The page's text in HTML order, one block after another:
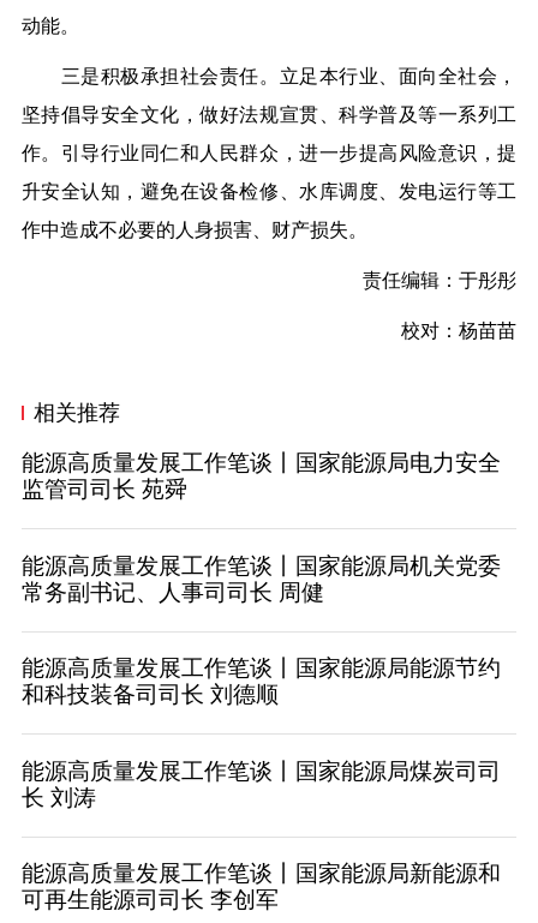
动能。
三是积极承担社会责任。立足本行业、面向全社会，
坚持倡导安全文化，做好法规宣贯、科学普及等一系列工
作。引导行业同仁和人民群众，进一步提高风险意识，提
升安全认知，避免在设备检修、水库调度、发电运行等工
作中造成不必要的人身损害、财产损失。
责任编辑：于彤彤
校对：杨苗苗
相关推荐
能源高质量发展工作笔谈丨国家能源局电力安全
监管司司长 苑舜
能源高质量发展工作笔谈丨国家能源局机关党委
常务副书记、人事司司长 周健
能源高质量发展工作笔谈丨国家能源局能源节约
和科技装备司司长 刘德顺
能源高质量发展工作笔谈丨国家能源局煤炭司司
长 刘涛
能源高质量发展工作笔谈丨国家能源局新能源和
可再生能源司司长 李创军